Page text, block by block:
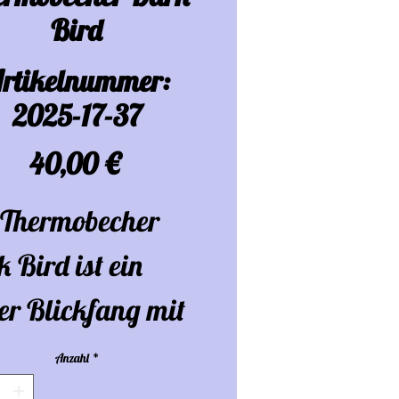
Bird
2025-17-37
40,00 €Preis
Bird ist ein
Blickfang mit
einzigartigen
Anzahl *